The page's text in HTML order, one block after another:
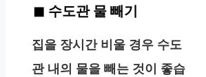
수도관 물 빼기
집을 장시간 비울 경우 수도
관 내의 물을 빼는 것이 좋습